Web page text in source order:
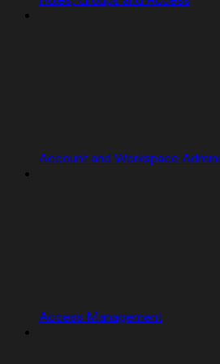
Account and Workspace
Access Management